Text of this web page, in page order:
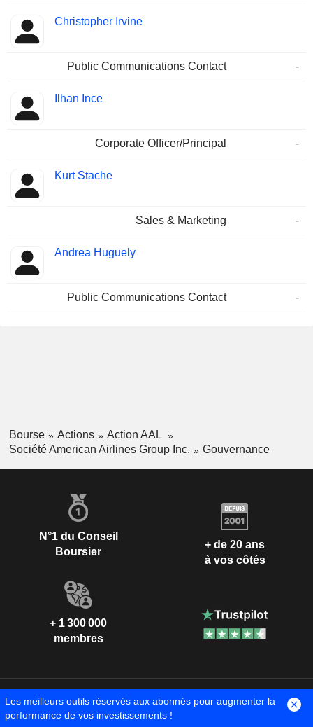
Christopher Irvine
Public Communications Contact -
Ilhan Ince
Corporate Officer/Principal -
Kurt Stache
Sales & Marketing -
Andrea Huguely
Public Communications Contact -
Bourse Actions
Action AAL
Société American Airlines Group Inc.
Gouvernance
N°1 du Conseil
Boursier
+ de 20 ans
à vos côtés
+ 1 300 000
membres
Les meilleurs outils réservés aux abonnés pour augmenter la
performance de vos investissements !